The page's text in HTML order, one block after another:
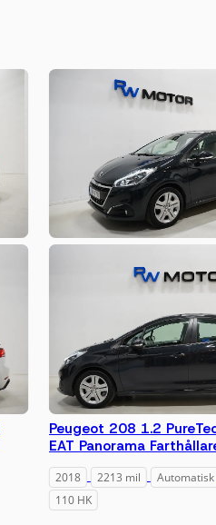
Peugeot 208 1.2
EAT Panorama
2018 2213 mil Automatisk
110 HK